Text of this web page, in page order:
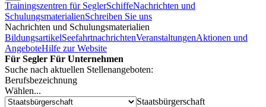
Trainingszentren für SeglerSchiffeNachrichten und
SchulungsmaterialienSchreiben Sie uns
Nachrichten und Schulungsmaterialien
BildungsartikelSeefahrtnachrichtenVeranstaltungenAktionen und
AngeboteHilfe zur Website
Für Segler Für Unternehmen
Suche nach aktuellen Stellenangeboten:
Berufsbezeichnung
Wählen...
Staatsbürgerschaft